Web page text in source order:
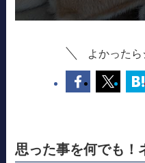
よかったら
思った事を何でも！